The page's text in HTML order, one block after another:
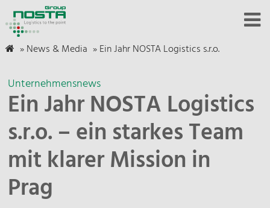
»News & Media »Ein Jahr NOSTA Logistics s.r.o.
Unternehmensnews
Ein Jahr NOSTA Logistics
s.r.o. – ein starkes Team
mit klarer Mission in
Prag